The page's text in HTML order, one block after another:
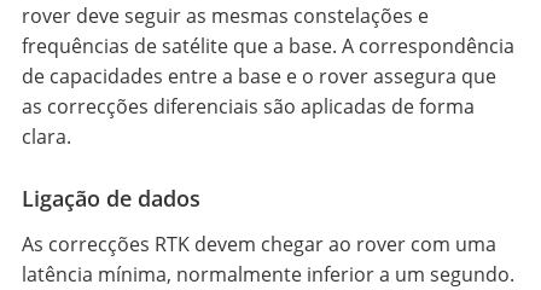
rover deve seguir as mesmas constelações e
frequências de satélite que a base. A correspondência
de capacidades entre a base e o rover assegura que
as correcções diferenciais são aplicadas de forma
clara.
Ligação de dados
As correcções RTK devem chegar ao rover com uma
latência mínima, normalmente inferior a um segundo.